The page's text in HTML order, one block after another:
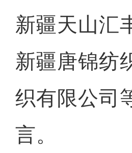
新疆天山汇
新疆唐锦纺
织有限公司
言。